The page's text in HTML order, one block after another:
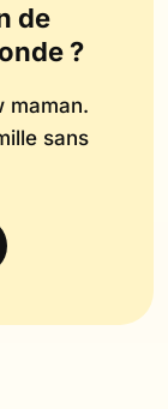
de
?
maman.
sans